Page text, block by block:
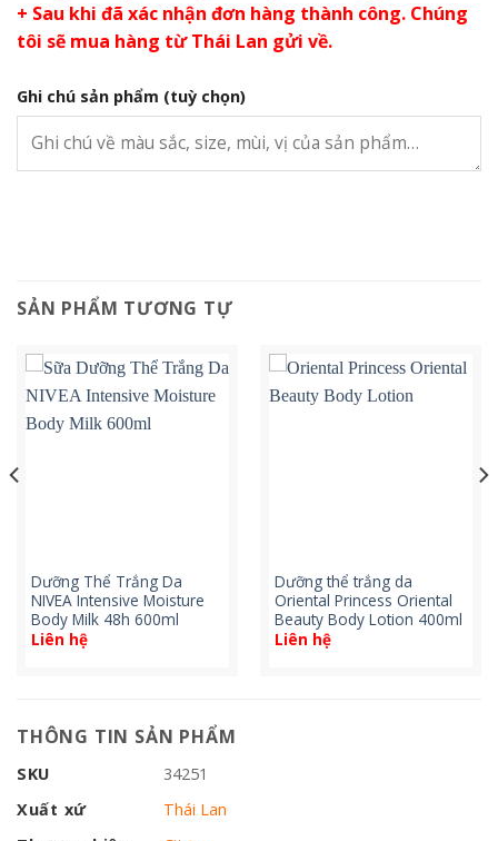
+ Sau khi đã xác nhận đơn hàng thành công. Chúng
tôi sẽ mua hàng từ Thái Lan gửi về.
Ghi chú sản phẩm (tuỳ chọn)
SẢN PHẨM TƯƠNG TỰ
Dưỡng Thể Trắng Da
NIVEA Intensive Moisture
Body Milk 48h 600ml
Liên hệ
Dưỡng thể trắng da
Oriental Princess Oriental
Beauty Body Lotion 400ml
Liên hệ
THÔNG TIN SẢN PHẨM
SKU
34251
Xuất xứ
Thái Lan